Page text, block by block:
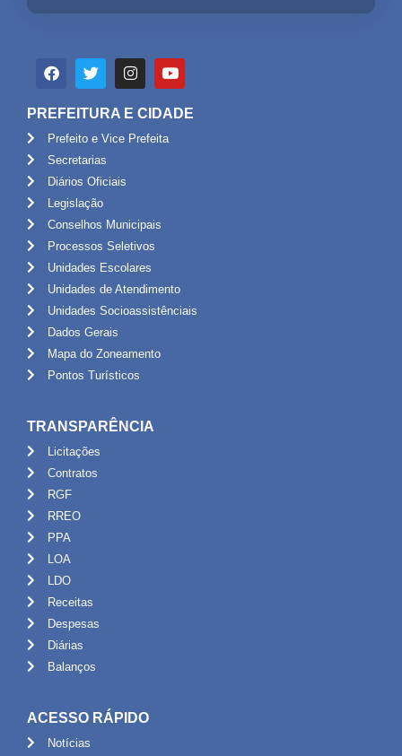
PREFEITURA E CIDADE
Prefeito e Vice Prefeita
Secretarias
Diários Oficiais
Legislação
Conselhos Municipais
Processos Seletivos
Unidades Escolares
Unidades de Atendimento
Unidades Socioassistênciais
Dados Gerais
Mapa do Zoneamento
Pontos Turísticos
TRANSPARÊNCIA
Licitações
Contratos
RGF
RREO
PPA
LOA
LDO
Receitas
Despesas
Diárias
Balanços
ACESSO RÁPIDO
Notícias